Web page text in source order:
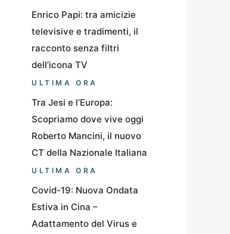
Enrico Papi: tra amicizie
televisive e tradimenti, il
racconto senza filtri
dell’icona TV
ULTIMA ORA
Tra Jesi e l’Europa:
Scopriamo dove vive oggi
Roberto Mancini, il nuovo
CT della Nazionale Italiana
ULTIMA ORA
Covid-19: Nuova Ondata
Estiva in Cina –
Adattamento del Virus e